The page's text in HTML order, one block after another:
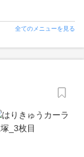
全てのメニューを見る